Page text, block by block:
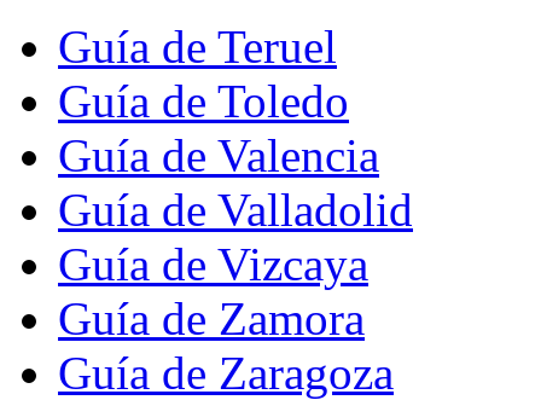
Guía de Teruel
Guía de Toledo
Guía de Valencia
Guía de Valladolid
Guía de Vizcaya
Guía de Zamora
Guía de Zaragoza